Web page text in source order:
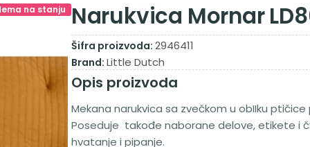
na stanju Narukvica Mornar
Šifra proizvoda: 2946411
Brand: Little Dutch
Opis proizvoda
Mekana narukvica sa zvečkom u obIIku
Poseduje takođe naborane delove, etikete i
hvatanje i pipanje.